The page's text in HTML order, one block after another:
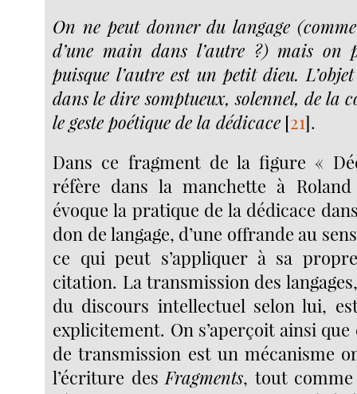
On ne peut donner du langage
d’une main dans l’autre ?) mais
puisque l’autre est un petit dieu.
dans le dire somptueux, solennel, de la
le geste poétique de la dédicace [21].
Dans ce fragment de la figure «
réfère dans la manchette à Roland
évoque la pratique de la dédicace
don de langage, d’une offrande au
ce qui peut s’appliquer à sa
citation. La transmission des
du discours intellectuel selon lui,
explicitement. On s’aperçoit ainsi
de transmission est un mécanisme
l’écriture des Fragments, tout comme